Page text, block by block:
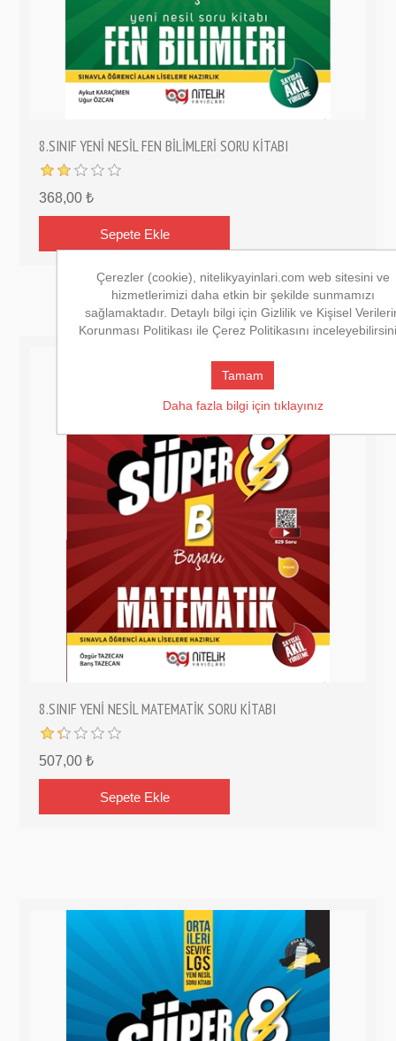
8.SINIF YENİ NESİL FEN BİLİMLERİ SORU KİTABI
368,00 ₺
8.SINIF YENİ NESİL MATEMATİK SORU KİTABI
507,00 ₺
Çerezler (cookie), nitelikyayinlari.com web sitesini ve
hizmetlerimizi daha etkin bir şekilde sunmamızı
sağlamaktadır. Detaylı bilgi için Gizlilik ve Kişisel
Korunması Politikası ile Çerez Politikasını
Tamam
Daha fazla bilgi için tıklayınız